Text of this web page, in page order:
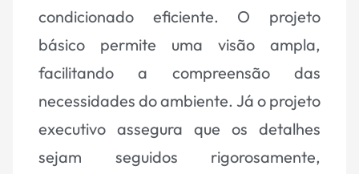
condicionado eficiente. O projeto
básico permite uma visão ampla,
facilitando a compreensão das
necessidades do ambiente. Já o projeto
executivo assegura que os detalhes
sejam seguidos rigorosamente,